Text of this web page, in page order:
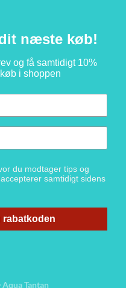
næste køb!
og få samtidigt 10%
i shoppen
du modtager tips og
samtidigt sidens
rabatkoden
Aqua Tantan